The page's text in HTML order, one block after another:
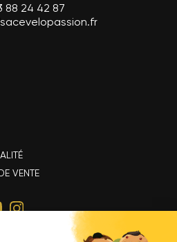
88 24 42 87
VENTE